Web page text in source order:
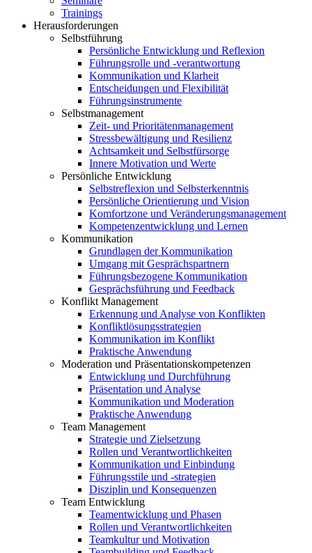
Trainings
Herausforderungen
Selbstführung
Persönliche Entwicklung und Reflexion
Führungsrolle und -verantwortung
Kommunikation und Klarheit
Entscheidungen und Flexibilität
Führungsinstrumente
Selbstmanagement
Zeit- und Prioritätenmanagement
Stressbewältigung und Resilienz
Achtsamkeit und Selbstfürsorge
Innere Motivation und Werte
Persönliche Entwicklung
Selbstreflexion und Selbsterkenntnis
Persönliche Orientierung und Vision
Komfortzone und Veränderungsmanagement
Kompetenzentwicklung und Lernen
Kommunikation
Grundlagen der Kommunikation
Umgang mit Gesprächspartnern
Führungsbezogene Kommunikation
Gesprächsführung und Feedback
Konflikt Management
Erkennung und Analyse von Konflikten
Konfliktlösungsstrategien
Kommunikation im Konflikt
Praktische Anwendung
Moderation und Präsentationskompetenzen
Entwicklung und Durchführung
Präsentation und Analyse
Kommunikation und Moderation
Praktische Anwendung
Team Management
Strategie und Zielsetzung
Rollen und Verantwortlichkeiten
Kommunikation und Einbindung
Führungsstile und -strategien
Disziplin und Konsequenzen
Team Entwicklung
Teamentwicklung und Phasen
Rollen und Verantwortlichkeiten
Teamkultur und Motivation